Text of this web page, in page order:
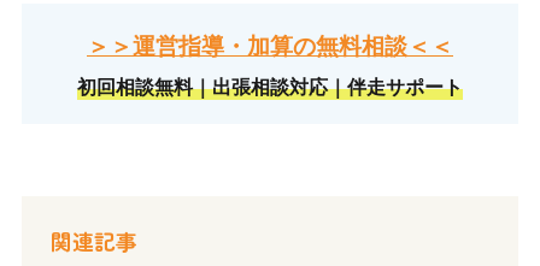
＞＞運営指導・加算の無料相談＜＜
初回相談無料｜出張相談対応｜伴走サポート
関連記事